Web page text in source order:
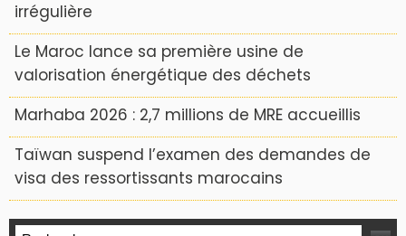
irrégulière
Le Maroc lance sa première usine de
valorisation énergétique des déchets
Marhaba 2026 : 2,7 millions de MRE accueillis
Taïwan suspend l’examen des demandes de
visa des ressortissants marocains